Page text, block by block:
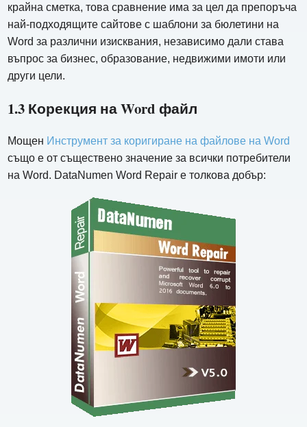
крайна сметка, това сравнение има за цел да препоръча
най-подходящите сайтове с шаблони за бюлетини на
Word за различни изисквания, независимо дали става
въпрос за бизнес, образование, недвижими имоти или
други цели.
1.3 Корекция на Word файл
Мощен Инструмент за коригиране на файлове на Word
също е от съществено значение за всички потребители
на Word. DataNumen Word Repair е толкова добър: